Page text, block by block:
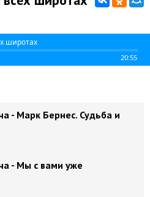
широтах
20:55
- Марк Бернес. Судьба и
- Мы с вами уже